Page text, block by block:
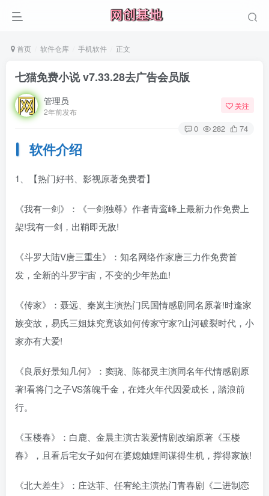
首页 软件仓库 手机软件 正文
七猫免费小说 v7.33.28去广告会员版
管理员
2年前发布
关注
0 282 74
软件介绍
1、【热门好书、影视原著免费看】
《我有一剑》：《一剑独尊》作者青鸾峰上最新力作免费上
架!我有一剑，出鞘即无敌!
《斗罗大陆V唐三重生》：知名网络作家唐三力作免费首
发，全新的斗罗宇宙，不变的少年热血!
《传家》：聂远、秦岚主演热门民国情感剧同名原著!时逢家
族变故，易氏三姐妹究竟该如何传家守家?山河破裂时代，小
家亦有大爱!
《良辰好景知几何》：窦骁、陈都灵主演同名年代情感剧原
著!看将门之子VS落魄千金，在烽火年代因爱成长，踏浪前
行。
《玉楼春》：白鹿、金晨主演古装爱情剧改编原著《玉楼
春》，且看后宅女子如何在婆媳妯娌间谋得生机，撑得家族!
《北大差生》：庄达菲、任宥纶主演热门青春剧《二进制恋